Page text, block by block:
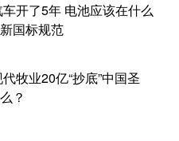
开了5年 电池应该在什么
国标规范
牧业20亿“抄底”中国圣
？